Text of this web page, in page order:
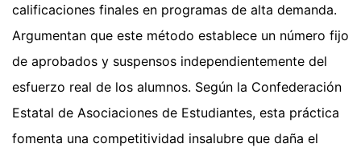
calificaciones finales en programas de alta demanda.
Argumentan que este método establece un número fijo
de aprobados y suspensos independientemente del
esfuerzo real de los alumnos. Según la Confederación
Estatal de Asociaciones de Estudiantes, esta práctica
fomenta una competitividad insalubre que daña el